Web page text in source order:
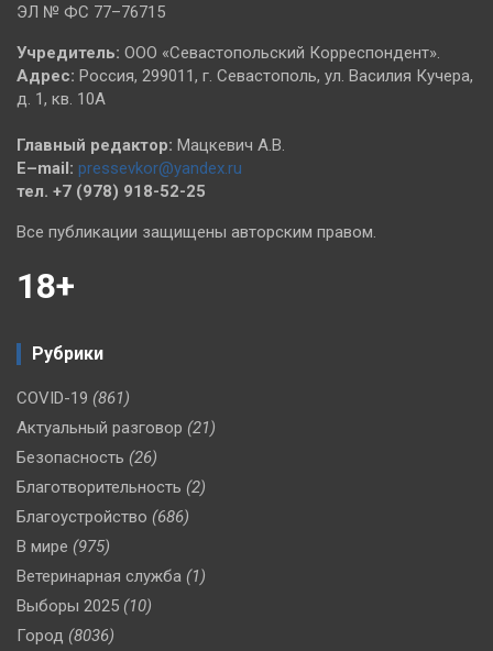
ЭЛ № ФС 77–76715
Учредитель: ООО «Севастопольский Корреспондент».
Адрес: Россия, 299011, г. Севастополь, ул. Василия Кучера,
д. 1, кв. 10А
Главный редактор: Мацкевич А.В.
E–mail: pressevkor@yandex.ru
тел. +7 (978) 918-52-25
Все публикации защищены авторским правом.
18+
Рубрики
COVID-19 (861)
Актуальный разговор (21)
Безопасность (26)
Благотворительность (2)
Благоустройство (686)
В мире (975)
Ветеринарная служба (1)
Выборы 2025 (10)
Город (8036)